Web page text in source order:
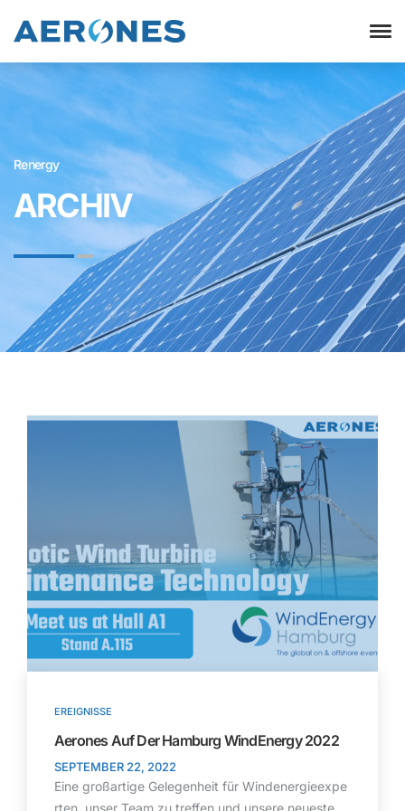
Renergy
ARCHIV
EREIGNISSE
Aerones Auf Der Hamburg WindEnergy 2022
SEPTEMBER 22, 2022
Eine großartige Gelegenheit für Windenergieexpe
rten, unser Team zu treffen und unsere neueste